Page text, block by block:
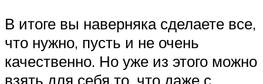
В итоге вы наверняка сделаете все,
что нужно, пусть и не очень
качественно. Но уже из этого можно
взять для себя то, что даже с